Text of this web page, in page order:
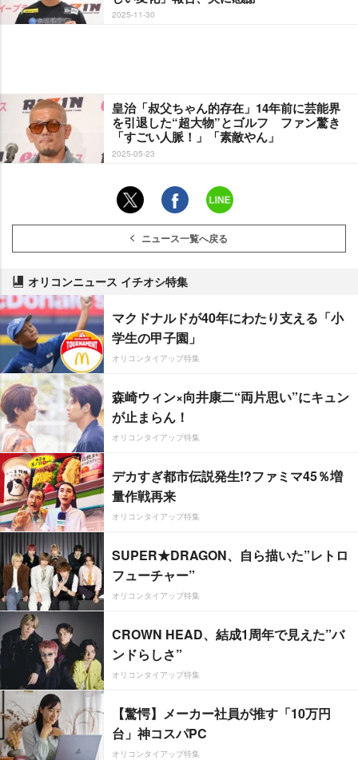
2025-11-30
皇治「叔父ちゃん的存在」14年前に芸能界
を引退した“超大物”とゴルフ ファン驚き
「すごい人脈！」「素敵やん」
2025-05-23
ニュース一覧へ戻る
オリコンニュース イチオシ特集
マクドナルドが40年にわたり支える「小
学生の甲子園」
オリコンタイアップ特集
森崎ウィン×向井康二“両片思い”にキュン
が止まらん！
オリコンタイアップ特集
デカすぎ都市伝説発生!?ファミマ45％増
量作戦再来
オリコンタイアップ特集
SUPER★DRAGON、自ら描いた”レトロ
フューチャー”
オリコンタイアップ特集
CROWN HEAD、結成1周年で見えた”バ
ンドらしさ”
オリコンタイアップ特集
【驚愕】メーカー社員が推す「10万円
台」神コスパPC
オリコンタイアップ特集